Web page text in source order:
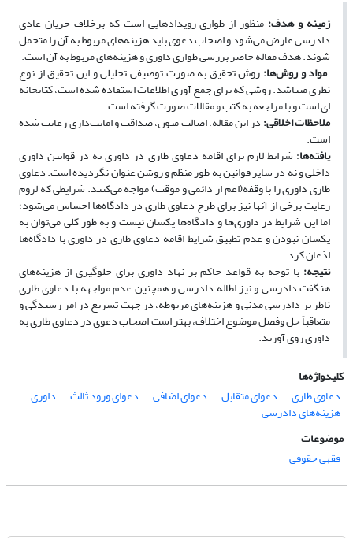
زمینه و هدف: منظور از طواری رویدادهایی است که برخلاف جریان عادی
دادرسی عارض می‌شود و اصحاب دعوی باید هزینه‌های مربوط به آن را متحمل
شوند. هدف مقاله حاضر بررسی طواری داوری و هزینه‌های مربوط به آن است.
‌مواد و روش‌ها:روش تحقیق به ­صورت توصیفی تحلیلی و این تحقیق از نوع
نظری می‏باشد. روشی که برای جمع‏ آوری اطلاعات استفاده شده است، کتاب­خانه
‏ای است و با مراجعه به کتب و مقالات صورت گرفته است.
ملاحظات اخلاقی:در این مقاله، اصالت متون، صداقت و امانت‌داری رعایت شده
است.
یافته‌ها: شرایط لازم برای اقامه دعاوی طاری در داوری نه در قوانین داوری
داخلی و نه در سایر قوانین به ­طور منظم و روشن عنوان نگردیده است. دعاوی
طاری داوری را با وقفه(اعم از دائمی و موقت) مواجه می‌کنند. شرایطی که لزوم
رعایت برخی از آن­ها نیز برای طرح دعاوی طاری در دادگاه‌ها احساس می‌شود؛
اما این شرایط در داوری‌ها و دادگاه‌ها یکسان نیست و به­ طور کلی می‌توان به
یکسان نبودن و عدم تطبیق شرایط اقامه دعاوی طاری در داوری با دادگاه‌ها
اذعان کرد.
نتیجه: با توجه به قواعد حاکم بر نهاد داوری برای جلوگیری از هزینه‌های
هنگفت دادرسی و نیز اطاله دادرسی و هم­چنین عدم مواجهه با دعاوی طاری
ناظر بر دادرسی مدنی و هزینه‌های مربوطه، در جهت تسریع در امر رسیدگی و
متعاقباً حل ­وفصل موضوع اختلاف، بهتر است اصحاب دعوی در دعاوی طاری به
داوری روی آورند.
کلیدواژه‌ها
دعاوی طاری
دعوای متقابل دعوای اضافی دعوای ورود ثالث داوری
هزینه‌های دادرسی
موضوعات
فقهی حقوقی